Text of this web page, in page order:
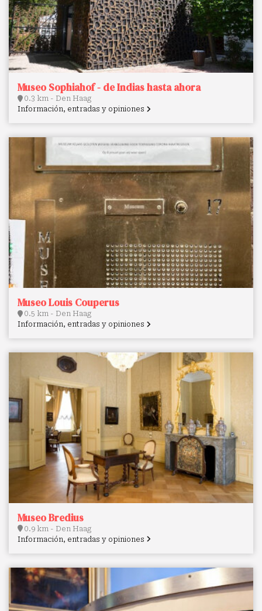
Museo Sophiahof - de Indias hasta ahora
0.3 km - Den Haag
Información, entradas y opiniones
Museo Louis Couperus
0.5 km - Den Haag
Información, entradas y opiniones
Museo Bredius
0.9 km - Den Haag
Información, entradas y opiniones